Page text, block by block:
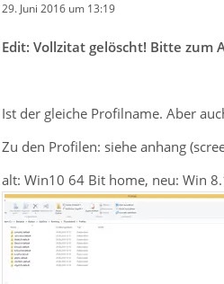
29. Juni 2016 um 13:19
Edit: Vollzitat gelöscht! Bitte
Ist der gleiche Profilname. Aber
Zu den Profilen: siehe anhang
alt: Win10 64 Bit home, neu: Win